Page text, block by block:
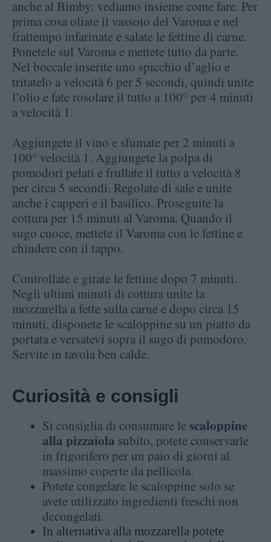
anche al Bimby: vediamo insieme come fare. Per
prima cosa oliate il vassoio del Varoma e nel
frattempo infarinate e salate le fettine di carne.
Ponetele sul Varoma e mettete tutto da parte.
Nel boccale inserite uno spicchio d’aglio e
tritatelo a velocità 6 per 5 secondi, quindi unite
l’olio e fate rosolare il tutto a 100° per 4 minuti
a velocità 1.
Aggiungete il vino e sfumate per 2 minuti a
100° velocità 1. Aggiungete la polpa di
pomodori pelati e frullate il tutto a velocità 8
per circa 5 secondi. Regolate di sale e unite
anche i capperi e il basilico. Proseguite la
cottura per 15 minuti al Varoma. Quando il
sugo cuoce, mettete il Varoma con le fettine e
chiudere con il tappo.
Controllate e girate le fettine dopo 7 minuti.
Negli ultimi minuti di cottura unite la
mozzarella a fette sulla carne e dopo circa 15
minuti, disponete le scaloppine su un piatto da
portata e versatevi sopra il sugo di pomodoro.
Servite in tavola ben calde.
Curiosità e consigli
Si consiglia di consumare le scaloppine
alla pizzaiola subito, potete conservarle
in frigorifero per un paio di giorni al
massimo coperte da pellicola.
Potete congelare le scaloppine solo se
avete utilizzato ingredienti freschi non
decongelati.
In alternativa alla mozzarella potete